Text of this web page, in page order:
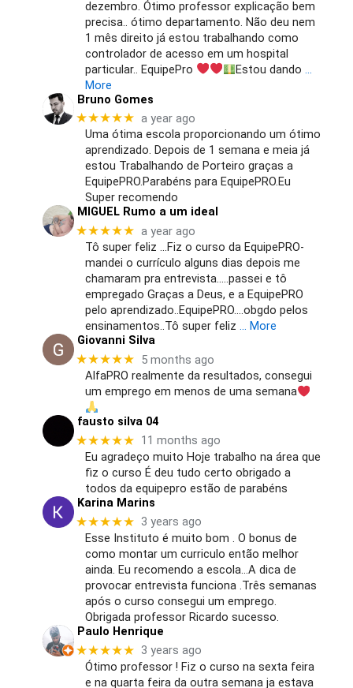
dezembro. Ótimo professor explicação bem
precisa.. ótimo departamento. Não deu nem
1 mês direito já estou trabalhando como
controlador de acesso em um hospital
particular.. EquipePro
Estou dando …
More
Bruno Gomes
★★★★★ a year ago
Uma ótima escola proporcionando um ótimo
aprendizado. Depois de 1 semana e meia já
estou Trabalhando de Porteiro graças a
EquipePRO.Parabéns para EquipePRO.Eu
Super recomendo
MIGUEL Rumo a um ideal
★★★★★ a year ago
Tô super feliz …Fiz o curso da EquipePRO-
mandei o currículo alguns dias depois me
chamaram pra entrevista…..passei e tô
empregado Graças a Deus, e a EquipePRO
pelo aprendizado..EquipePRO….obgdo pelos
ensinamentos..Tô super feliz … More
Giovanni Silva
★★★★★ 5 months ago
AlfaPRO realmente da resultados, consegui
um emprego em menos de uma semana
fausto silva 04
★★★★★ 11 months ago
Eu agradeço muito Hoje trabalho na área que
fiz o curso É deu tudo certo obrigado a
todos da equipepro estão de parabéns
Karina Marins
★★★★★ 3 years ago
Esse Instituto é muito bom . O bonus de
como montar um curriculo então melhor
ainda. Eu recomendo a escola…A dica de
provocar entrevista funciona .Três semanas
após o curso consegui um emprego.
Obrigada professor Ricardo sucesso.
Paulo Henrique
★★★★★ 3 years ago
Ótimo professor ! Fiz o curso na sexta feira
e na quarta feira da outra semana ja estava